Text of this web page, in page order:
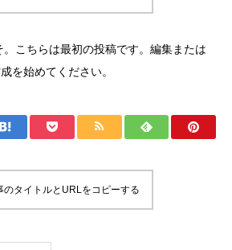
こちらは最初の投稿です。編集または
を始めてください。
のタイトルとURLをコピーする